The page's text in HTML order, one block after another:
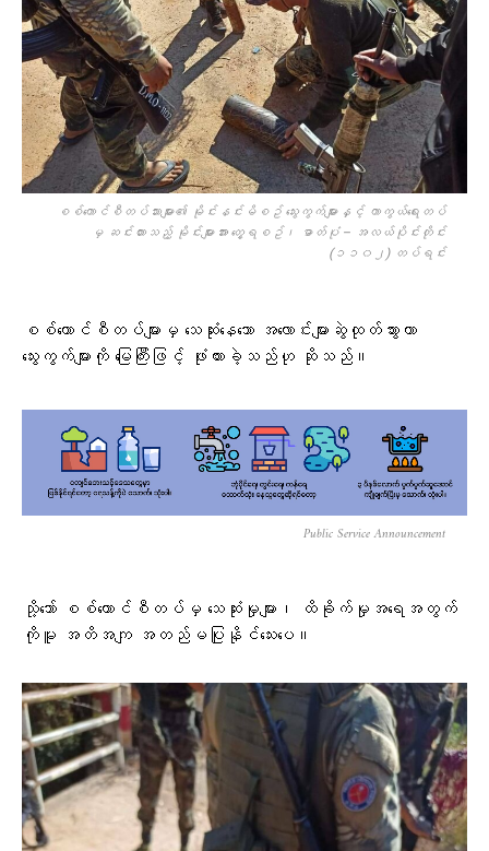
စစ်ကောင်စီတပ်သားများ၏ မိုင်းနင်းမိစဥ် သွေးကွက်များနှင့် ကာကွယ်ရေးတပ်
မှ ဆင်းထားသည့် မိုင်းများအား တွေ့ရစဥ်၊ ဓာတ်ပုံ – အလယ်ပိုင်းတိုင်း
(၁၁၀၂) တပ်ရင်း
စစ်ကောင်စီတပ်များမှ သေဆုံးနေသော အလောင်းများဆွဲထုတ်သွားကာ
သွေးကွက်များကို မြေကြီးဖြင့် ဖုံးထားခဲ့သည်ဟု ဆိုသည်။
Public Service Announcement
သို့သော် စစ်ကောင်စီတပ်မှ သေဆုံး​မှုများ၊ ထိခိုက်မှုအရေအတွက်
ကိုမူ အတိအကျ အတည်မပြုနိုင်သေးပေ။